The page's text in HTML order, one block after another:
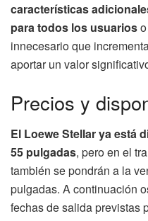
características
para todos los usuarios
innecesario que
aportar un valor
Precios y
El Loewe Stellar ya está
55 pulgadas, pero en el
también se pondrán a la
pulgadas. A continuación
fechas de salida previstas